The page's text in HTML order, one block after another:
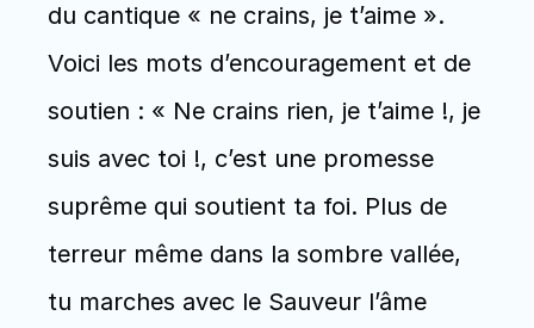
du cantique « ne crains, je t’aime ».
Voici les mots d’encouragement et de
soutien : « Ne crains rien, je t’aime !, je
suis avec toi !, c’est une promesse
suprême qui soutient ta foi. Plus de
terreur même dans la sombre vallée,
tu marches avec le Sauveur l’âme